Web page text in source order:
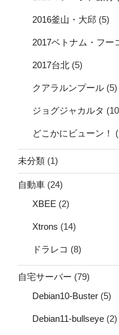
2016釜山・大邱 (5)
2017ベトナム・フー
2017台北 (5)
クアラルンプール (5)
ジョグジャカルタ
どこかにビューン！
未分類 (1)
自動車 (24)
XBEE (2)
Xtrons (14)
ドラレコ (8)
自宅サーバー (79)
Debian10-Buster (5)
Debian11-bullseye (2)